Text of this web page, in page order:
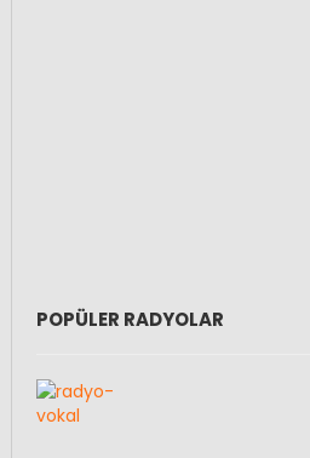
POPÜLER RADYOLAR